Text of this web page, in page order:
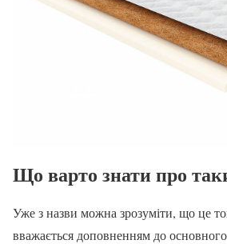
Що варто знати про
Уже з назви можна зрозуміти, що це
вважається доповненням до